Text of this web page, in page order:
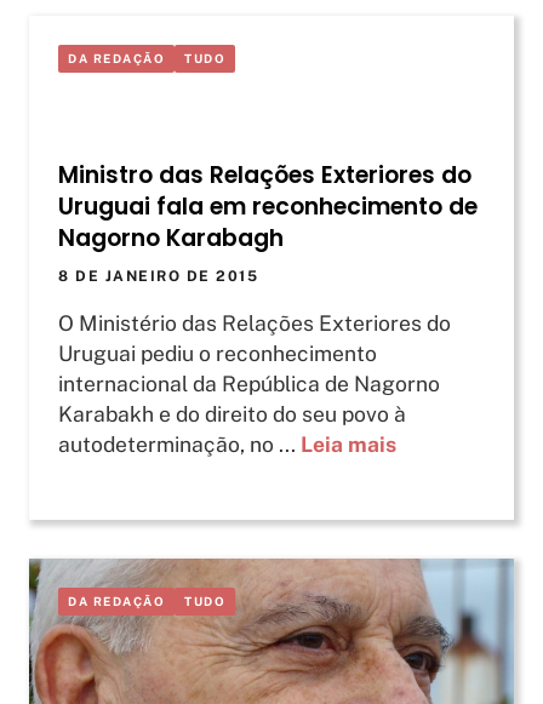
DA REDAÇÃO TUDO
Ministro das Relações Exteriores do
Uruguai fala em reconhecimento de
Nagorno Karabagh
8 DE JANEIRO DE 2015
O Ministério das Relações Exteriores do
Uruguai pediu o reconhecimento
internacional da República de Nagorno
Karabakh e do direito do seu povo à
autodeterminação, no ... Leia mais
DA REDAÇÃO TUDO